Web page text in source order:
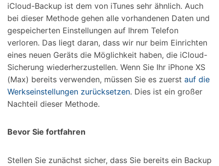
iCloud-Backup ist dem von iTunes sehr ähnlich. Auch
bei dieser Methode gehen alle vorhandenen Daten und
gespeicherten Einstellungen auf Ihrem Telefon
verloren. Das liegt daran, dass wir nur beim Einrichten
eines neuen Geräts die Möglichkeit haben, die iCloud-
Sicherung wiederherzustellen. Wenn Sie Ihr iPhone XS
(Max) bereits verwenden, müssen Sie es zuerst auf die
Werkseinstellungen zurücksetzen. Dies ist ein großer
Nachteil dieser Methode.
Bevor Sie fortfahren
Stellen Sie zunächst sicher, dass Sie bereits ein Backup